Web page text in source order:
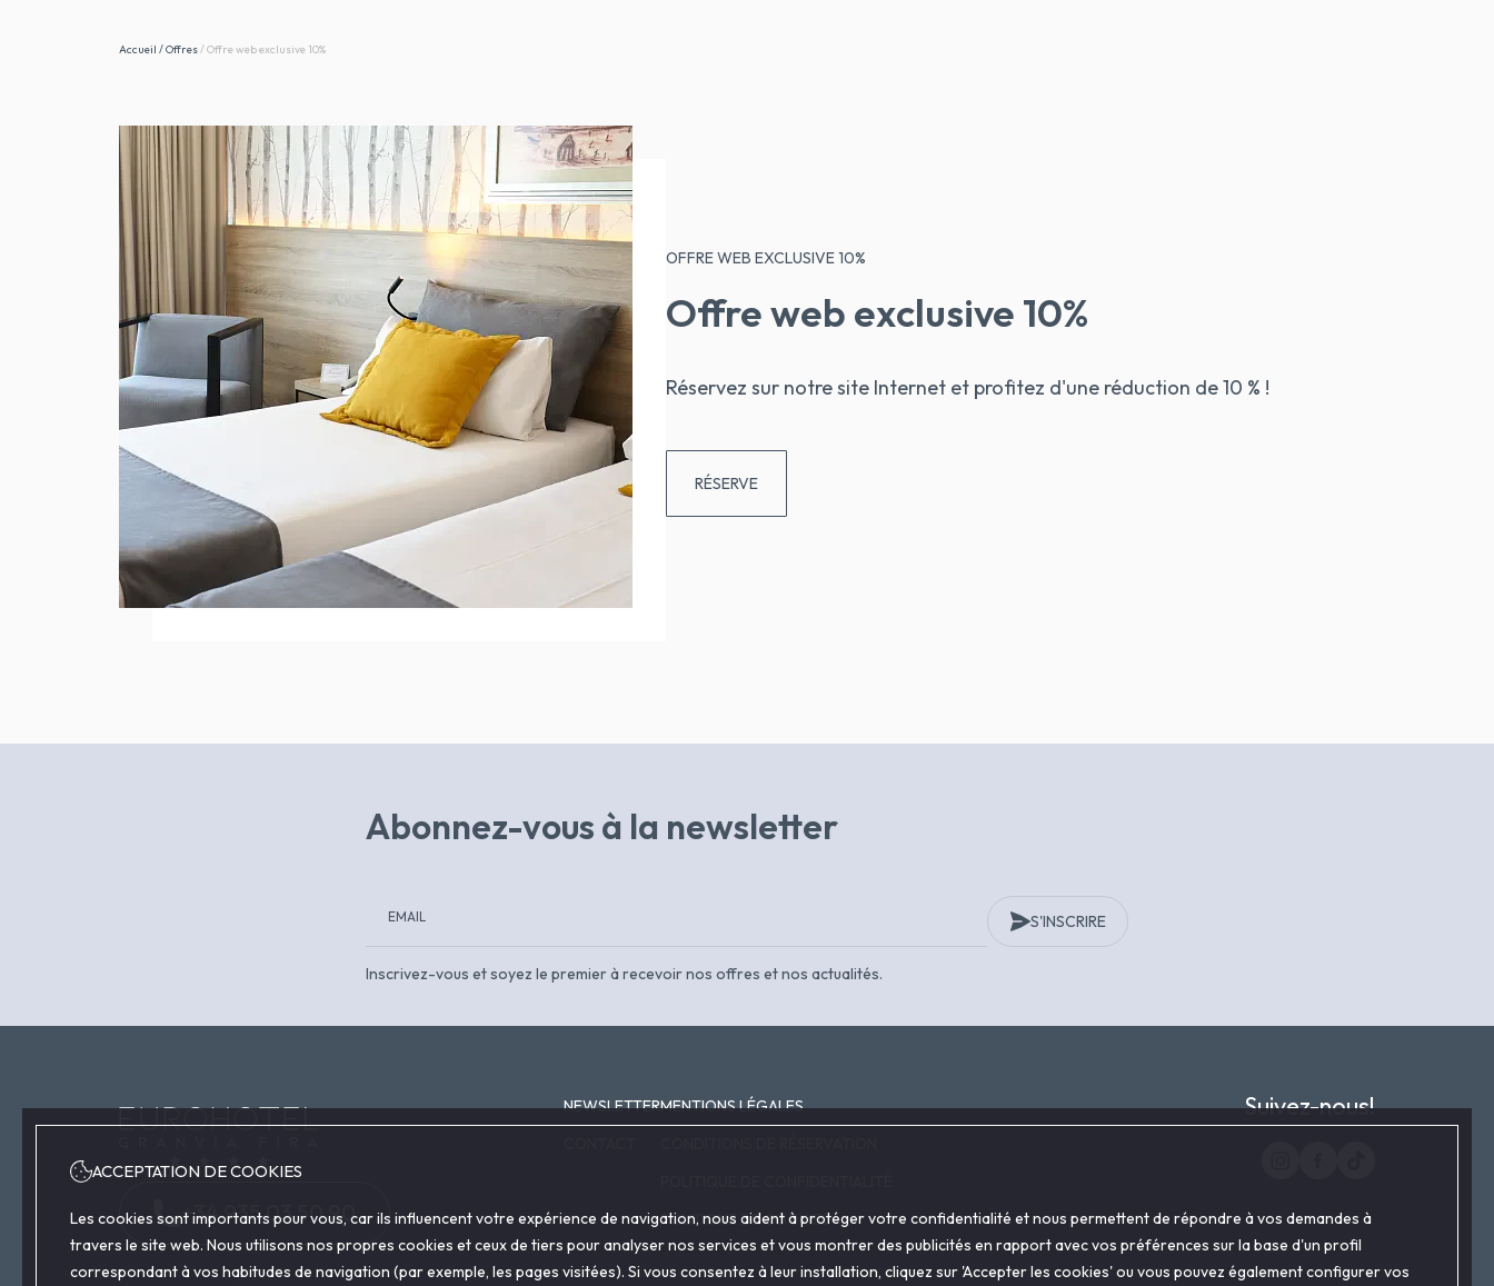
Accueil /Offres/Offre web exclusive 10%
OFFRE WEB EXCLUSIVE 10%
Offre web exclusive 10%
Réservez sur notre site Internet et profitez d'une réduction de 10 % !
RÉSERVE
Abonnez-vous à la newsletter
S'INSCRIRE
Inscrivez-vous et soyez le premier à recevoir nos offres et nos actualités.
+34 935 03 50 90
NEWSLETTERMENTIONS LÉGALES
POLITIQUE DE COOKIES
Suivez-nous!
ACCEPTATION DE COOKIES
Les cookies sont importants pour vous, car ils influencent votre expérience de navigation, nous aident à protéger votre confidentialité et nous permettent de répondre à vos demandes à
travers le site web. Nous utilisons nos propres cookies et ceux de tiers pour analyser nos services et vous montrer des publicités en rapport avec vos préférences sur la base d'un profil
correspondant à vos habitudes de navigation (par exemple, les pages visitées). Si vous consentez à leur installation, cliquez sur 'Accepter les cookies' ou vous pouvez également configurer vos